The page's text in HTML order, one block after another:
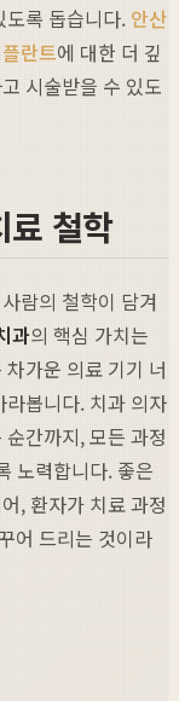
도록 돕습니다. 안산
란트에 대한 더 깊
시술받을 수 있도
료 철학
람의 철학이 담겨
과의 핵심 가치는
가운 의료 기기 너
봅니다. 치과 의자
간까지, 모든 과정
노력합니다. 좋은
, 환자가 치료 과정
어 드리는 것이라